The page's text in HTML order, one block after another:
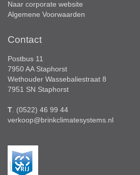
Naar corporate website
Algemene Voorwaarden
Contact
Postbus 11
7950 AA Staphorst
Wethouder Wassebaliestraat 8
7951 SN Staphorst
T . (0522) 46 99 44
verkoop@brinkclimatesystems.nl